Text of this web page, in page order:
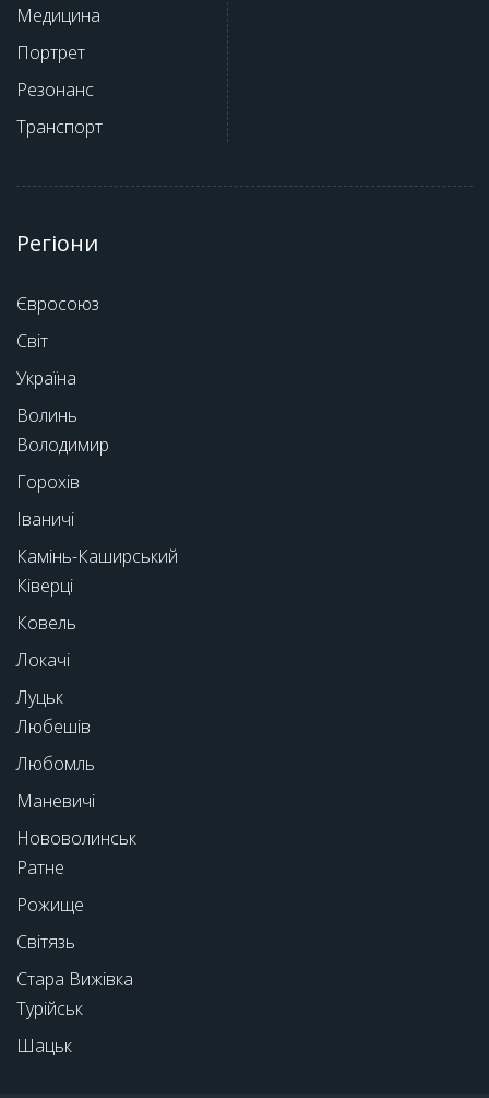
Медицина
Портрет
Резонанс
Транспорт
Регіони
Євросоюз
Світ
Україна
Волинь
Володимир
Горохів
Іваничі
Камінь-Каширський
Ківерці
Ковель
Локачі
Луцьк
Любешів
Любомль
Маневичі
Нововолинськ
Ратне
Рожище
Світязь
Стара Вижівка
Турійськ
Шацьк